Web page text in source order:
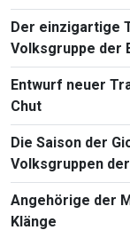
Der einzigartige
Volksgruppe der
Entwurf neuer
Chut
Die Saison der
Volksgruppen
Angehörige der
Klänge